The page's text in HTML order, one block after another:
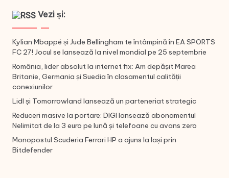
Vezi și:
Kylian Mbappé și Jude Bellingham te întâmpină în EA SPORTS
FC 27! Jocul se lansează la nivel mondial pe 25 septembrie
România, lider absolut la internet fix: Am depășit Marea
Britanie, Germania și Suedia în clasamentul calității
conexiunilor
Lidl și Tomorrowland lansează un parteneriat strategic
Reduceri masive la portare: DIGI lansează abonamentul
Nelimitat de la 3 euro pe lună și telefoane cu avans zero
Monopostul Scuderia Ferrari HP a ajuns la Iași prin
Bitdefender